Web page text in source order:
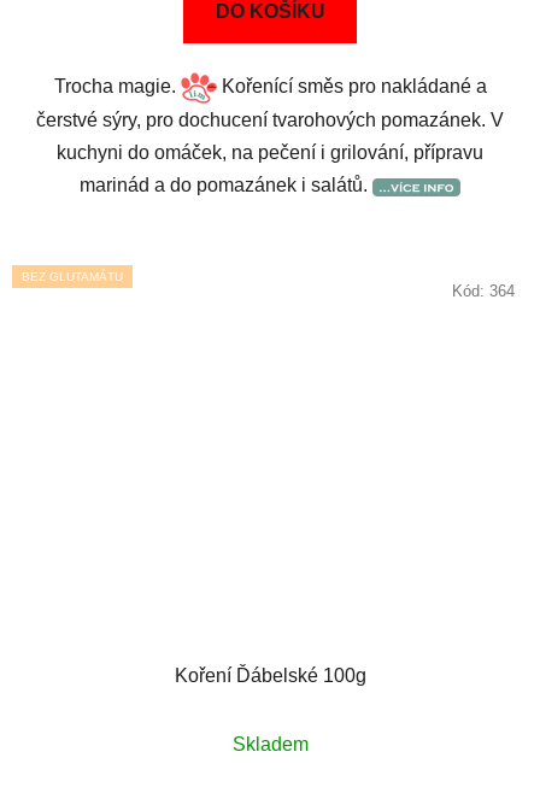
DO KOŠÍKU
Trocha magie.
Kořenící směs pro nakládané a
čerstvé sýry, pro dochucení tvarohových pomazánek. V
kuchyni do omáček, na pečení i grilování, přípravu
marinád a do pomazánek i salátů.
BEZ GLUTAMÁTU
Koření Ďábelské 100g
Skladem
Kód: 364